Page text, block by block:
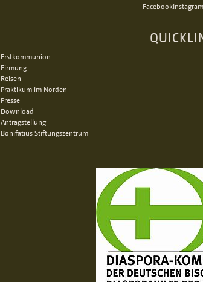
FacebookInstagram
Erstkommunion
Firmung
Reisen
Praktikum im Norden
Presse
Download
Antragstellung
Bonifatius Stiftungszentrum